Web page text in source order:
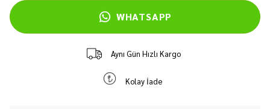
WHATSAPP
Aynı Gün Hızlı Kargo
Kolay İade